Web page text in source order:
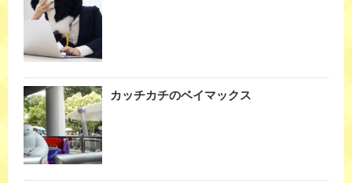
カッチカチのベイマックス